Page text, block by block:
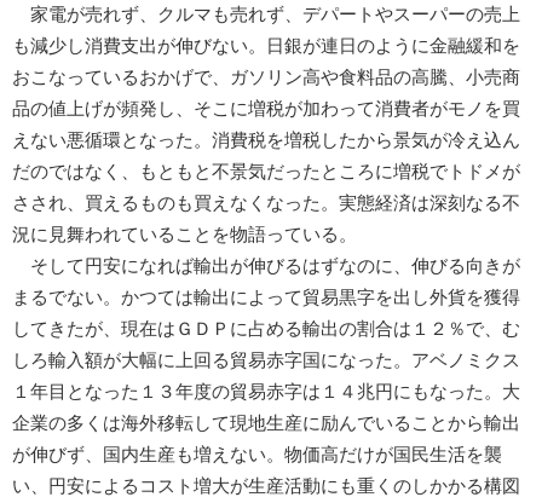
家電が売れず、クルマも売れず、デパートやスーパーの売上
も減少し消費支出が伸びない。日銀が連日のように金融緩和を
おこなっているおかげで、ガソリン高や食料品の高騰、小売商
品の値上げが頻発し、そこに増税が加わって消費者がモノを買
えない悪循環となった。消費税を増税したから景気が冷え込ん
だのではなく、もともと不景気だったところに増税でトドメが
さされ、買えるものも買えなくなった。実態経済は深刻なる不
況に見舞われていることを物語っている。
そして円安になれば輸出が伸びるはずなのに、伸びる向きが
まるでない。かつては輸出によって貿易黒字を出し外貨を獲得
してきたが、現在はＧＤＰに占める輸出の割合は１２％で、む
しろ輸入額が大幅に上回る貿易赤字国になった。アベノミクス
１年目となった１３年度の貿易赤字は１４兆円にもなった。大
企業の多くは海外移転して現地生産に励んでいることから輸出
が伸びず、国内生産も増えない。物価高だけが国民生活を襲
い、円安によるコスト増大が生産活動にも重くのしかかる構図